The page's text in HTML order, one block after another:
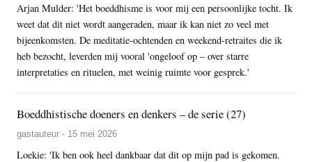
Arjan Mulder: 'Het boeddhisme is voor mij een persoonlijke tocht. Ik
weet dat dit niet wordt aangeraden, maar ik kan niet zo veel met
bijeenkomsten. De meditatie-ochtenden en weekend-retraites die ik
heb bezocht, leverden mij vooral 'ongeloof op – over starre
interpretaties en rituelen, met weinig ruimte voor gesprek.'
Boeddhistische doeners en denkers – de serie (27)
gastauteur - 15 mei 2026
Loekie: 'Ik ben ook heel dankbaar dat dit op mijn pad is gekomen.